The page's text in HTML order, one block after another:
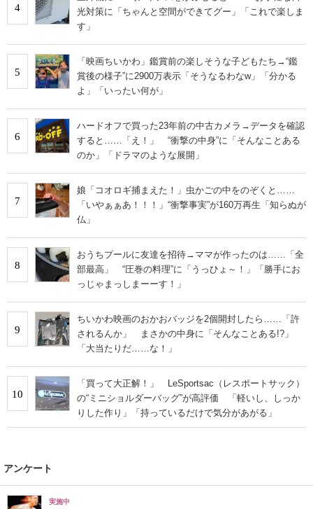
4
光対策に「ちゃんと空間ができてグー」「これで楽しま
す」
5
「映画ちいかわ」鑑賞前の楽しそうな子どもたち→“鑑
賞後の様子”に2900万表示「そうなるわなw」「分かる
よ」「いったい何が」
6
ハードオフで買った23年前の中古カメラ→データを確認
すると……「え！」 “衝撃の中身”に「そんなことある
のか」「ドラマのような展開」
7
娘「コオロギ捕まえた！」虫かごの中をのぞくと……
「いやぁぁあ！！！」“衝撃事実”が160万再生「知らぬが
仏」
8
おうちプールに友達を招待→ママが作ったのは……「全
部最高」 “圧巻の料理”に「うっひょ～！」「勝手にお
っじゃまっしまーーす！」
9
ちいかわ映画のおかおバッジを2個開封したら……「許
されるんか」 まさかの中身に「そんなことある!?」
「大当たりだ……な！」
10
「買って大正解！」 LeSportsac（レスポートサック）
の“ミニショルダーバッグ”が高評価 「軽いし、しっか
りした作り」「持っているだけで気分があがる」
アンケート
実施中